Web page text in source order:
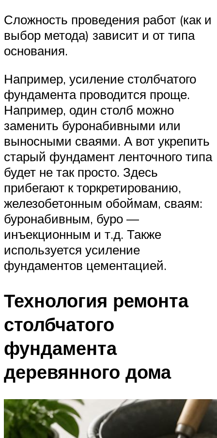
Сложность проведения работ (как и
выбор метода) зависит и от типа
основания.
Например, усиление столбчатого
фундамента проводится проще.
Например, один столб можно
заменить буронабивными или
выносными сваями. А вот укрепить
старый фундамент ленточного типа
будет не так просто. Здесь
прибегают к торкретированию,
железобетонным обоймам, сваям:
буронабивным, буро —
инъекционным и т.д. Также
используется усиление
фундаментов цементацией.
Технология ремонта
столбчатого
фундамента
деревянного дома